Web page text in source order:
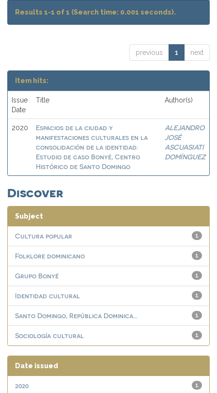
Results 1-1 of 1 (Search time: 0.001 seconds).
previous 1 next
Item hits:
Issue
Date
Title Author(s)
2020
Espacios de la ciudad y
manifestaciones culturales en la
consolidación de la identidad:
Estudio de caso Bonyé, Centro
Histórico de Santo Domingo
ALEJANDRO
JOSÉ
ASCUASIATI
DOMÍNGUEZ
Discover
Subject
1
Cultura popular
1
Folklore dominicano
1
Grupo Bonyé
1
Identidad cultural
1
Santo Domingo, República Dominica...
1
Sociología cultural
Date issued
1
2020